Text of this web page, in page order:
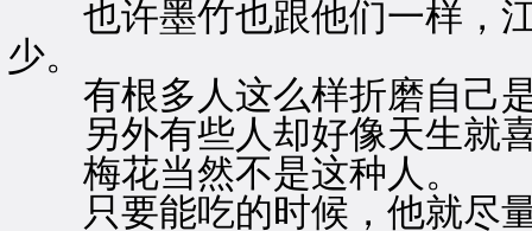
也许墨竹也跟他们一样，江
少。
有根多人这么样折磨自己是
另外有些人却好像天生就
梅花当然不是这种人。
只要能吃的时候，他就尽量